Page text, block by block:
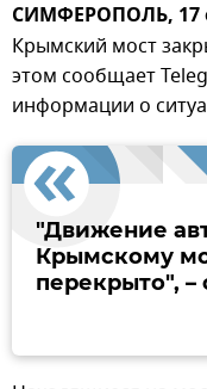
СИМФЕРОПОЛЬ, 17
Крымский мост
этом сообщает
информации о
"Движение
Крымскому
перекрыто", –